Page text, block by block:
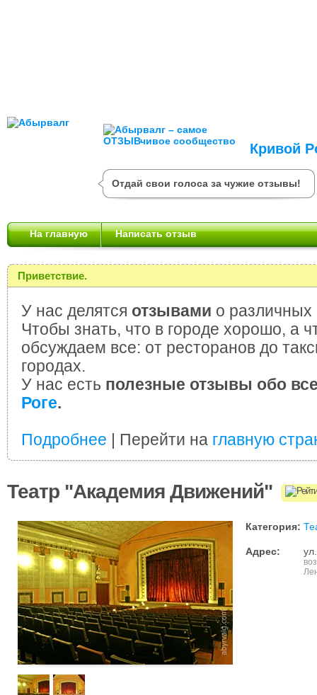
Кривой
Отдай свои голоса за чужие отзывы!
На главную Написать отзыв
Приветствие.
У нас делятся отзывами о различных
Чтобы знать, что в городе хорошо, а
обсуждаем все: от ресторанов до
городах.
У нас есть полезные отзывы обо
Роге.
Подробнее | Перейти на главную
Театр "Академия Движений"
Категория:
Адрес: